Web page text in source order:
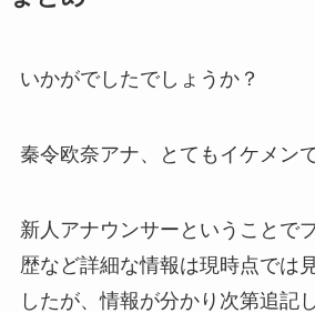
いかがでしたでしょうか？
秦令欧奈アナ、とてもイケメン
新人アナウンサーということで
歴など詳細な情報は現時点では
したが、情報が分かり次第追記